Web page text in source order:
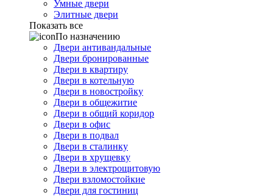
Умные двери
Элитные двери
Показать все
По назначению
Двери антивандальные
Двери бронированные
Двери в квартиру
Двери в котельную
Двери в новостройку
Двери в общежитие
Двери в общий коридор
Двери в офис
Двери в подвал
Двери в сталинку
Двери в хрущевку
Двери в электрощитовую
Двери взломостойкие
Двери для гостиниц